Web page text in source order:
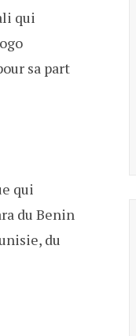
qui
sa part
qui
du Benin
du